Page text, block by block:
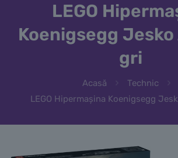
LEGO
Koenigsegg
gri
Acasă
Technic
LEGO Hipermașina Koenigsegg